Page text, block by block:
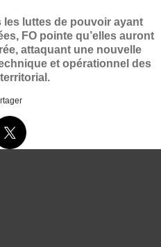
les luttes de pouvoir ayant
FO pointe qu’elles auront
attaquant une nouvelle
et opérationnel des